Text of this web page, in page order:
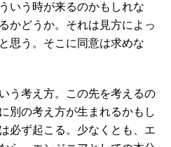
いう時が来るのかもしれな
かどうか。それは見方によっ
思う。そこに同意は求めな
う考え方。この先を考えるの
別の考え方が生まれるかもし
必ず起こる。少なくとも、エ